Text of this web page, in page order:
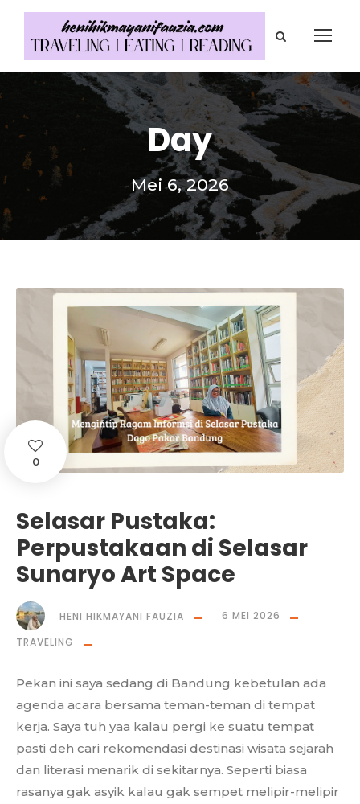
Day
Mei 6, 2026
0
Selasar Pustaka:
Perpustakaan di Selasar
Sunaryo Art Space
HENI HIKMAYANI FAUZIA
6 MEI 2026
TRAVELING
Pekan ini saya sedang di Bandung kebetulan ada
agenda acara bersama teman-teman di tempat
kerja. Saya tuh yaa kalau pergi ke suatu tempat
pasti deh cari rekomendasi destinasi wisata sejarah
dan literasi menarik di sekitarnya. Seperti biasa
rasanya gak asyik kalau gak sempet melipir-melipir